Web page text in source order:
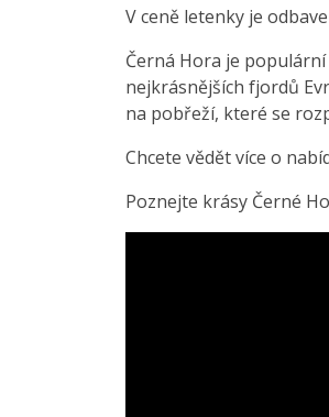
V ceně letenky je
Černá Hora je
nejkrásnějších fjordů
na pobřeží, které se
Chcete vědět více o
Poznejte krásy Černé